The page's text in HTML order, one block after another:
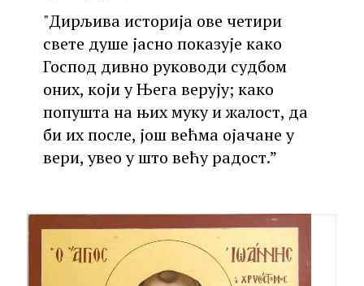
"Дирљива историја ове четири
свете душе јасно показује како
Господ дивно руководи судбом
оних, који у Њега верују; како
попушта на њих муку и жалост, да
би их после, још већма ојачане у
вери, увео у што већу радост.”